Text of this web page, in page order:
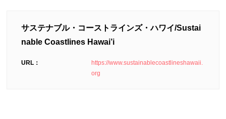
サステナブル・コーストラインズ・ハワイ/Sustai
nable Coastlines Hawai’i
URL：
https://www.sustainablecoastlineshawaii.
org